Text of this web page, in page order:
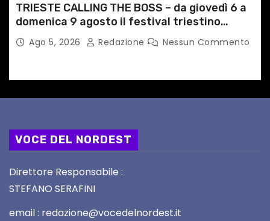
TRIESTE CALLING THE BOSS – da giovedì 6 a
domenica 9 agosto il festival triestino
dedicato a Springsteen
Ago 5, 2026 Redazione Nessun Commento
VOCE DEL NORDEST
Direttore Responsabile :
STEFANO SERAFINI
email : redazione@vocedelnordest.it